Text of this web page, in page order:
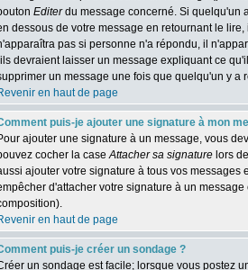
Editerdu message concerné. Si quelqu'un
dessous de votre message en retournant le
pas si personne n'a répondu, il
devraient laisser un message expliquant ce
un message une fois que quelqu'un y a
en haut de page
puis-je ajouter une signature à mon
ajouter une signature à un message, vous
cocher la caseAttacher sa signature lors
ajouter votre signature à tous vos
d'attacher votre signature à un
en haut de page
puis-je créer un sondage ?
un sondage est facile; lorsque vous postez